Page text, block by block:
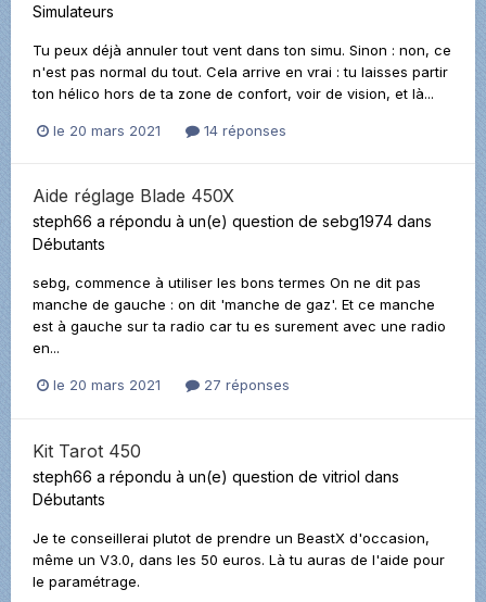
Simulateurs
Tu peux déjà annuler tout vent dans ton simu. Sinon : non, ce
n'est pas normal du tout. Cela arrive en vrai : tu laisses partir
ton hélico hors de ta zone de confort, voir de vision, et là...
le 20 mars 2021 14 réponses
Aide réglage Blade 450X
steph66 a répondu à un(e) question de sebg1974 dans
Débutants
sebg, commence à utiliser les bons termes On ne dit pas
manche de gauche : on dit 'manche de gaz'. Et ce manche
est à gauche sur ta radio car tu es surement avec une radio
en...
le 20 mars 2021 27 réponses
Kit Tarot 450
steph66 a répondu à un(e) question de vitriol dans
Débutants
Je te conseillerai plutot de prendre un BeastX d'occasion,
même un V3.0, dans les 50 euros. Là tu auras de l'aide pour
le paramétrage.